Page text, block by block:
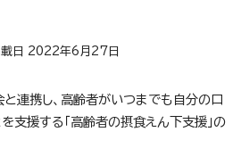
日 2022年6月27日
連携し、高齢者がいつまでも自分の口
支援する「高齢者の摂食えん下支援」の